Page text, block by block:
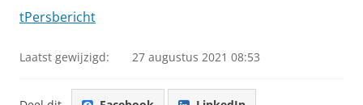
tPersbericht
Laatst gewijzigd: 27 augustus 2021 08:53